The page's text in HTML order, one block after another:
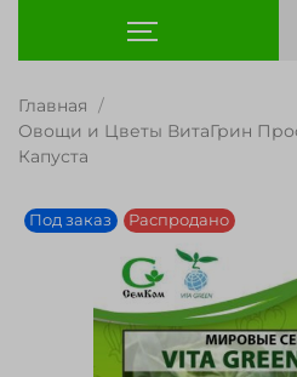
Главная
Овощи и Цветы ВитаГрин
Капуста
Под заказ Распродано